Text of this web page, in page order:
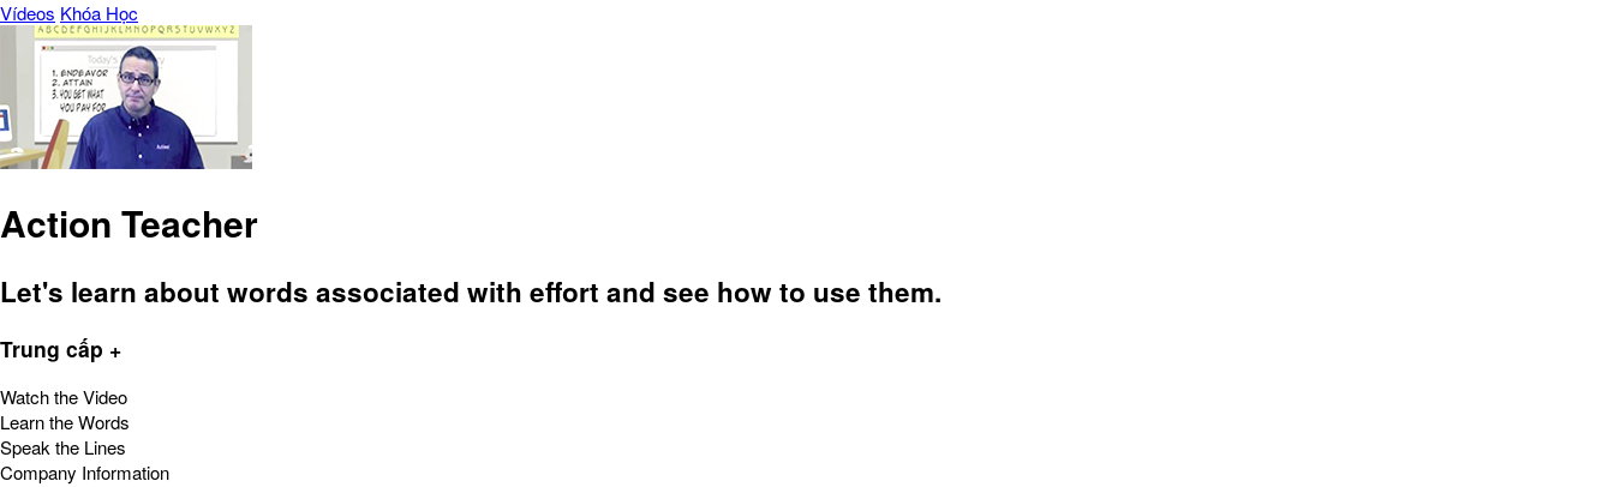
Vídeos Khóa Học
Action Teacher
Let's learn about words associated with effort and see how to use them.
Trung cấp +
Watch the Video
Learn the Words
Speak the Lines
Company Information